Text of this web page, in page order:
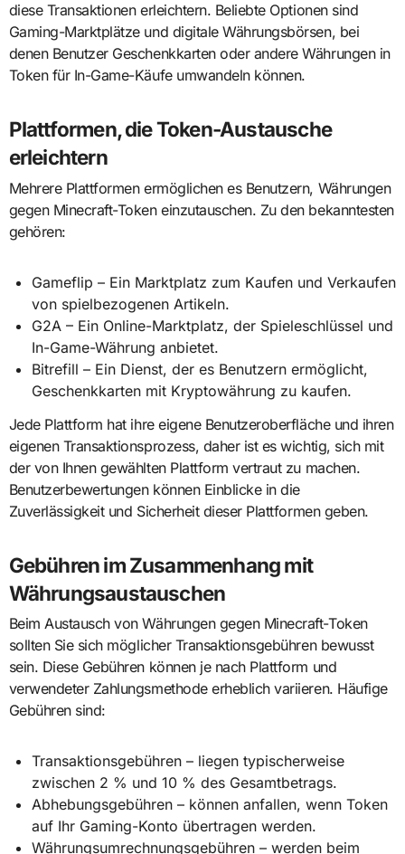
diese Transaktionen erleichtern. Beliebte Optionen sind
Gaming-Marktplätze und digitale Währungsbörsen, bei
denen Benutzer Geschenkkarten oder andere Währungen in
Token für In-Game-Käufe umwandeln können.
Plattformen, die Token-Austausche
erleichtern
Mehrere Plattformen ermöglichen es Benutzern, Währungen
gegen Minecraft-Token einzutauschen. Zu den bekanntesten
gehören:
Gameflip – Ein Marktplatz zum Kaufen und Verkaufen
von spielbezogenen Artikeln.
G2A – Ein Online-Marktplatz, der Spieleschlüssel und
In-Game-Währung anbietet.
Bitrefill – Ein Dienst, der es Benutzern ermöglicht,
Geschenkkarten mit Kryptowährung zu kaufen.
Jede Plattform hat ihre eigene Benutzeroberfläche und ihren
eigenen Transaktionsprozess, daher ist es wichtig, sich mit
der von Ihnen gewählten Plattform vertraut zu machen.
Benutzerbewertungen können Einblicke in die
Zuverlässigkeit und Sicherheit dieser Plattformen geben.
Gebühren im Zusammenhang mit
Währungsaustauschen
Beim Austausch von Währungen gegen Minecraft-Token
sollten Sie sich möglicher Transaktionsgebühren bewusst
sein. Diese Gebühren können je nach Plattform und
verwendeter Zahlungsmethode erheblich variieren. Häufige
Gebühren sind:
Transaktionsgebühren – liegen typischerweise
zwischen 2 % und 10 % des Gesamtbetrags.
Abhebungsgebühren – können anfallen, wenn Token
auf Ihr Gaming-Konto übertragen werden.
Währungsumrechnungsgebühren – werden beim